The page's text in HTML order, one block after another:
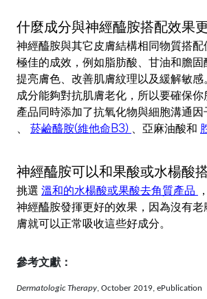
什麼成分與神經醯胺搭配效果
神經醯胺與其它皮膚結構相同物質搭
極佳的成效，例如脂肪酸、甘油和膽
提亮膚色、改善肌膚紋理以及緩解敏
成分能夠對抗肌膚老化，所以要確保
產品同時添加了抗氧化物與細胞溝通因
菸鹼醯胺(維他命B3) 、亞麻油酸和
神經醯胺可以和果酸或水楊酸
挑選溫和的水楊酸或果酸去角質產品
神經醯胺發揮更好的效果，因為沒有
膚就可以正常吸收這些好成分。
參考文獻：
Dermatologic Therapy, October 2019, ePublication